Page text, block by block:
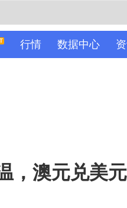
行情 数据中心
，澳元兑美